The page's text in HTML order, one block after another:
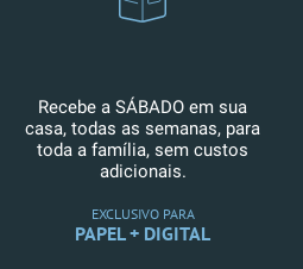
Recebe a SÁBADO em sua
casa, todas as semanas, para
toda a família, sem custos
adicionais.
EXCLUSIVO PARA
PAPEL + DIGITAL